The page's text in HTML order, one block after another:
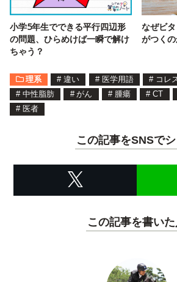
小学5年生でできる平行四辺形
の問題、ひらめけば一瞬で解け
ちゃう？
なぜビ
がつく
理系 # 違い # 医学用語 # コレ
# 中性脂肪 # がん # 腫瘍 # CT
# 医者
この記事をSNSで
この記事を書いた